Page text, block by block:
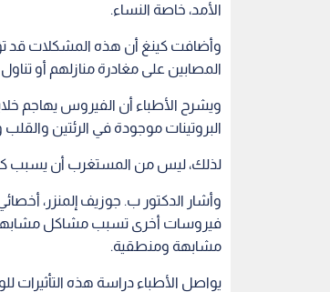
الأمد، خاصة النساء.
وأضافت كينغ أن هذه المشكلات قد
المصابين على مغادرة منازلهم أو
ويشرح الأطباء أن الفيروس يهاجم
البروتينات موجودة في الرئتين
لذلك، ليس من المستغرب أن يسبب
وأشار الدكتور ب. جوزيف إلمنزر،
فيروسات أخرى تسبب مشاكل مشابهة
مشابهة ومنطقية.
يواصل الأطباء دراسة هذه